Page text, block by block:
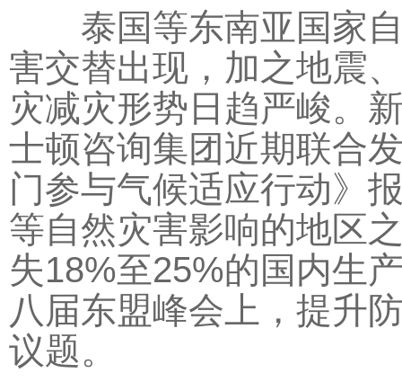
泰国等东南亚国家自
害交替出现，加之地震
灾减灾形势日趋严峻。
士顿咨询集团近期联合
门参与气候适应行动》
等自然灾害影响的地区
失18%至25%的国内生
八届东盟峰会上，提升
议题。